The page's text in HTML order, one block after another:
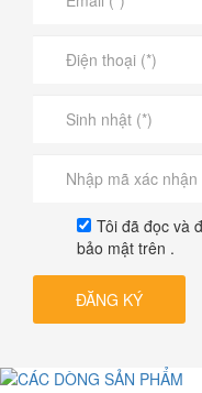
Tôi đã đọc và
bảo mật trên .
ĐĂNG KÝ